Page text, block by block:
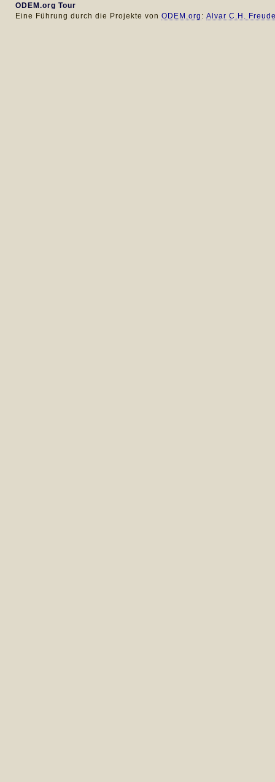
ODEM.org Tour
Eine Führung durch die Projekte vonODEM.org :Alvar C.H.